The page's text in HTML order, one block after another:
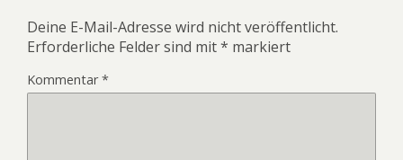
Deine E-Mail-Adresse wird nicht veröffentlicht.
Erforderliche Felder sind mit* markiert
Kommentar*